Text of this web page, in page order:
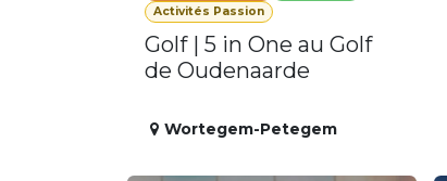
Activités Passion
Golf | 5 in One au Golf
de Oudenaarde
Wortegem-Petegem